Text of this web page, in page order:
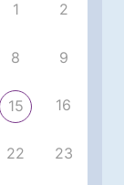
1 2
8 9
15 16
22 23